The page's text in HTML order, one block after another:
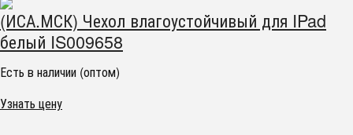
(ИСА.МСК) Чехол влагоустойчивый для IPad
белый IS009658
Есть в наличии (оптом)
Узнать цену